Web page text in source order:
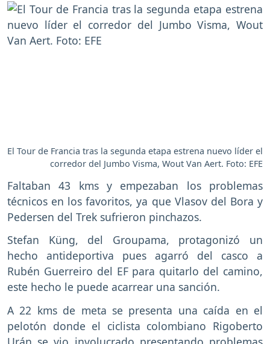
El Tour de Francia tras la segunda etapa estrena nuevo líder el
corredor del Jumbo Visma, Wout Van Aert. Foto: EFE
Faltaban 43 kms y empezaban los problemas
técnicos en los favoritos, ya que Vlasov del Bora y
Pedersen del Trek sufrieron pinchazos.
Stefan Küng, del Groupama, protagonizó un
hecho antideportiva pues agarró del casco a
Rubén Guerreiro del EF para quitarlo del camino,
este hecho le puede acarrear una sanción.
A 22 kms de meta se presenta una caída en el
pelotón donde el ciclista colombiano Rigoberto